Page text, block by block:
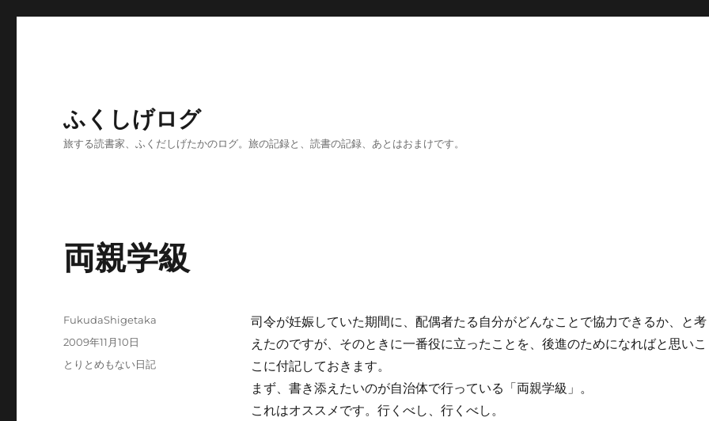
ふくしげログ
旅する読書家、ふくだしげたかのログ。旅の記録と、読書の記録、あとはおまけです。
両親学級
司令が妊娠していた期間に、配偶者たる自分がどんなことで協力できるか、と考
えたのですが、そのときに一番役に立ったことを、後進のためになればと思いこ
こに付記しておきます。
まず、書き添えたいのが自治体で行っている「両親学級」。
これはオススメです。行くべし、行くべし。
投
FukudaShigetaka
投
2009年11月10日
カ
とりとめもない日記